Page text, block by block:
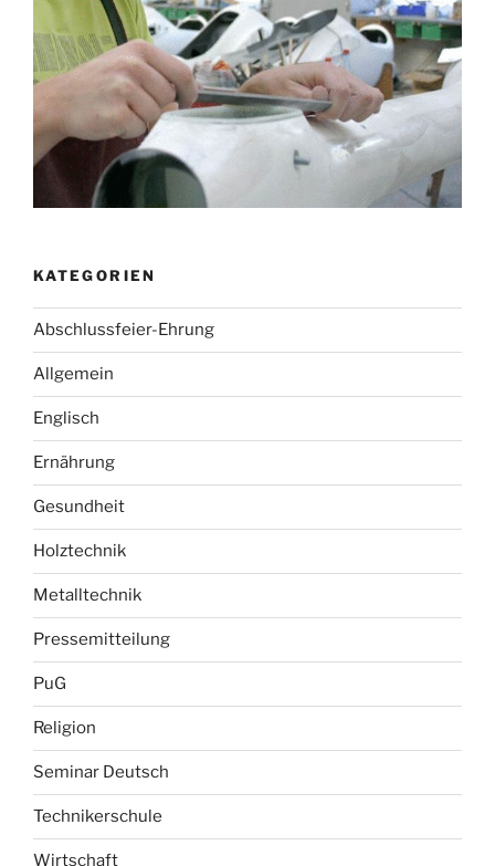
KATEGORIEN
Abschlussfeier-Ehrung
Allgemein
Englisch
Ernährung
Gesundheit
Holztechnik
Metalltechnik
Pressemitteilung
PuG
Religion
Seminar Deutsch
Technikerschule
Wirtschaft